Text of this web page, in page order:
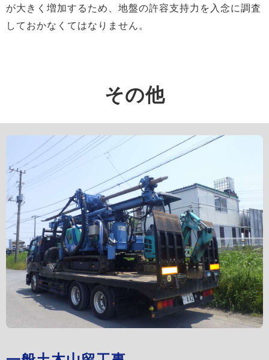
が大きく増加するため、地盤の許容支持力を入念に調査
しておかなくてはなりません。
その他